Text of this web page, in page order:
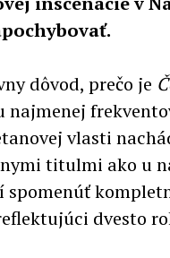
dôvod, prečo je
najmenej
vlasti
titulmi ako u
spomenúť
dvesto